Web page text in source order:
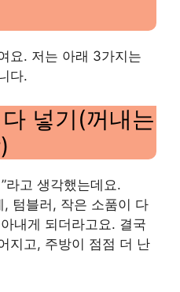
요. 저는 아래 3가지는
다.
넣기(꺼내는
라고 생각했는데요.
텀블러, 작은 소품이 다
내게 되더라고요. 결국
지고, 주방이 점점 더 난